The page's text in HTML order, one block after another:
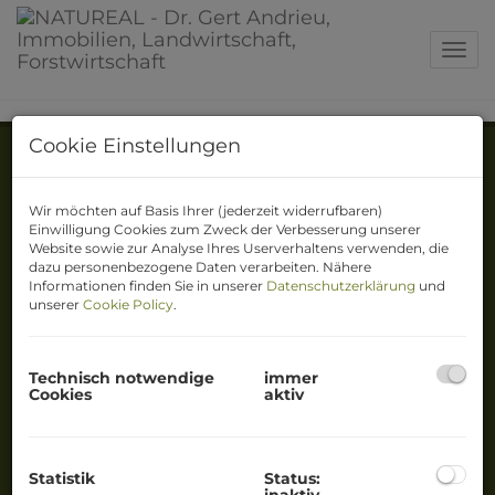
Kontakt
Impressum
Datenschutzinformation
Standort Steiermark
Cookie Einstellungen
Wir möchten auf Basis Ihrer (jederzeit widerrufbaren)
Einwilligung Cookies zum Zweck der Verbesserung unserer
Website sowie zur Analyse Ihres Userverhaltens verwenden, die
dazu personenbezogene Daten verarbeiten. Nähere
Informationen finden Sie in unserer Datenschutzerklärung und
unserer Cookie Policy.
Technisch notwendige
Cookies
immer
aktiv
Statistik
Status: